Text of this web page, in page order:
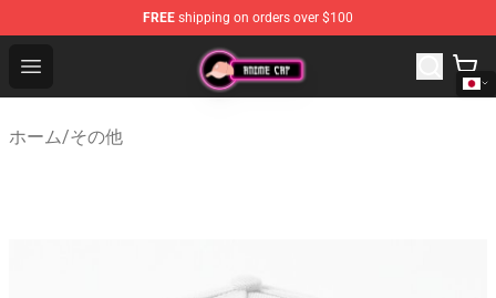
FREE shipping on orders over $100
Open menu
Anime Cap Shop - The Best Store of Anime Cap
ホーム/その他